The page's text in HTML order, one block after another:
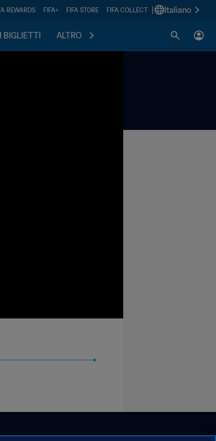
REWARDS FIFA+ FIFA STORE FIFA COLLECT Italiano
BIGLIETTI ALTRO